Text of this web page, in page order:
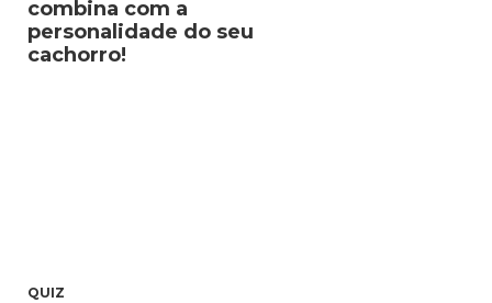
combina com a
personalidade do seu
cachorro!
QUIZ